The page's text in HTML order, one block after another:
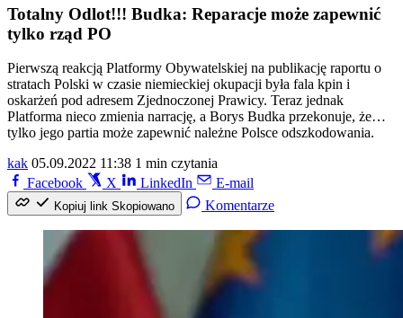
Totalny Odlot!!! Budka: Reparacje może zapewnić
tylko rząd PO
Pierwszą reakcją Platformy Obywatelskiej na publikację raportu o
stratach Polski w czasie niemieckiej okupacji była fala kpin i
oskarżeń pod adresem Zjednoczonej Prawicy. Teraz jednak
Platforma nieco zmienia narrację, a Borys Budka przekonuje, że…
tylko jego partia może zapewnić należne Polsce odszkodowania.
kak 05.09.2022 11:38 1 min czytania
Facebook
X LinkedIn E-mail
Kopiuj link Skopiowano Komentarze